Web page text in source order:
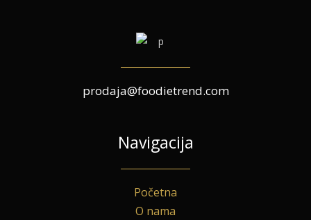
prodaja@foodietrend.com
Navigacija
Početna
O nama